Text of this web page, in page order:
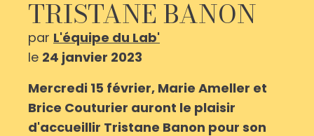
TRISTANE BANON
par L'équipe du Lab'
le 24 janvier 2023
Mercredi 15 février, Marie Ameller et
Brice Couturier auront le plaisir
d'accueillir Tristane Banon pour son